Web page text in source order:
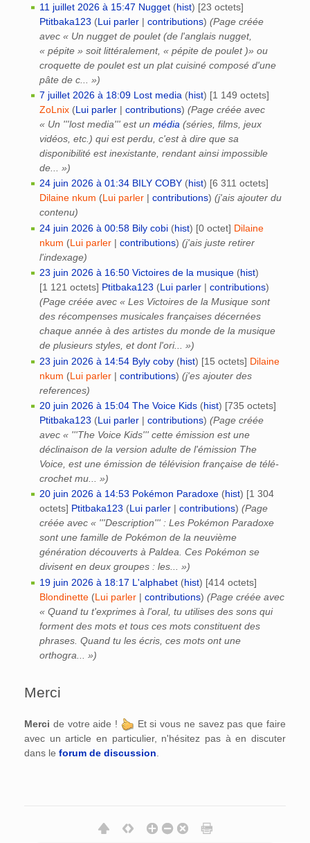
11 juillet 2026 à 15:47 Nugget (hist) [23 octets]
Ptitbaka123 (Lui parler |contributions) (Page créée
avec « Un nugget de poulet (de l'anglais nugget,
« pépite » soit littéralement, « pépite de poulet )» ou
croquette de poulet est un plat cuisiné composé d'une
pâte de c... »)
7 juillet 2026 à 18:09 Lost media (hist) [1 149 octets]
ZoLnix (Lui parler |contributions) (Page créée avec
« Un '''lost media''' est unmédia (séries, films, jeux
vidéos, etc.) qui est perdu, c'est à dire que sa
disponibilité est inexistante, rendant ainsi impossible
de... »)
24 juin 2026 à 01:34 BILY COBY (hist) [6 311 octets]
Dilaine nkum (Lui parler |contributions) (j'ais ajouter du
contenu)
24 juin 2026 à 00:58 Bily cobi (hist) [0 octet] Dilaine
nkum (Lui parler |contributions) (j'ais juste retirer
l'indexage)
23 juin 2026 à 16:50 ‎Victoires de la musique (hist)
[1 121 octets] Ptitbaka123 (Lui parler |contributions)
(Page créée avec « Les Victoires de la Musique sont
des récompenses musicales françaises décernées
chaque année à des artistes du monde de la musique
de plusieurs styles, et dont l'ori... »)
23 juin 2026 à 14:54 Byly coby (hist) [15 octets] Dilaine
nkum (Lui parler |contributions) (j'es ajouter des
references)
20 juin 2026 à 15:04 ‎The Voice Kids (hist) [735 octets]
Ptitbaka123 (Lui parler |contributions) (Page créée
avec « '''The Voice Kids''' cette émission est une
déclinaison de la version adulte de l'émission The
Voice, est une émission de télévision française de télé-
crochet mu... »)
20 juin 2026 à 14:53 Pokémon Paradoxe (hist) [1 304
octets] Ptitbaka123 (Lui parler |contributions) (Page
créée avec « '''Description''' : Les Pokémon Paradoxe
sont une famille de Pokémon de la neuvième
génération découverts à Paldea. Ces Pokémon se
divisent en deux groupes : les... »)
19 juin 2026 à 18:17 L'alphabet (hist) [414 octets]
Blondinette (Lui parler |contributions) (Page créée avec
« Quand tu t'exprimes à l'oral, tu utilises des sons qui
forment des mots et tous ces mots constituent des
phrases. Quand tu les écris, ces mots ont une
orthogra... »)
Merci
Merci de votre aide !
Et si vous ne savez pas que faire
avec un article en particulier, n'hésitez pas à en discuter
dans le forum de discussion